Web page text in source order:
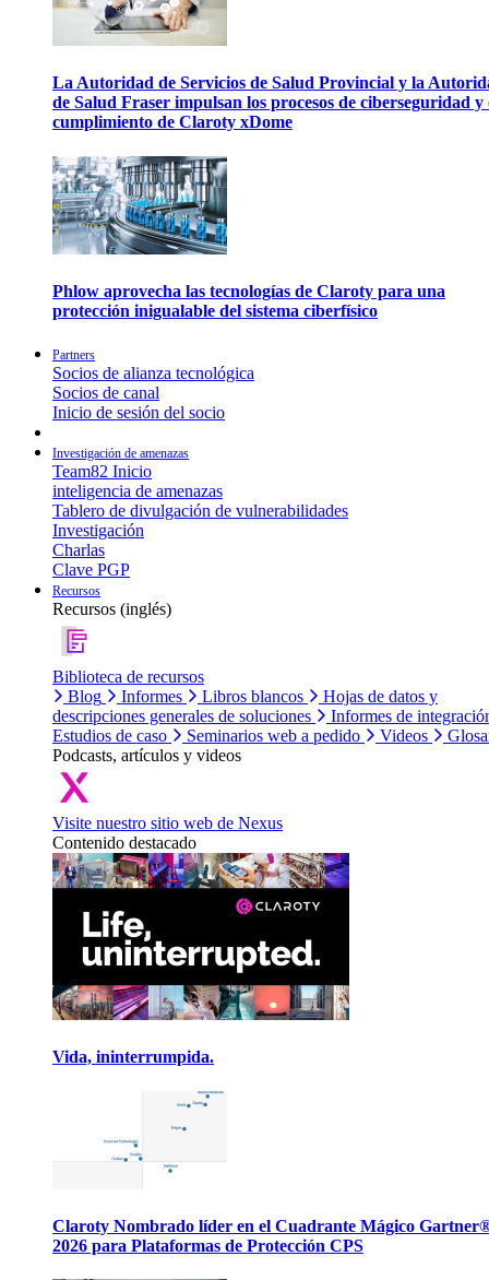
La Autoridad de Servicios de Salud Provincial y la
de Salud Fraser impulsan los procesos de ciberseguridad y
cumplimiento de Claroty xDome
Phlow aprovecha las tecnologías de Claroty para una
protección inigualable del sistema ciberfísico
Partners
Socios de alianza tecnológica
Socios de canal
Inicio de sesión del socio
Investigación de amenazas
Team82 Inicio
inteligencia de amenazas
Tablero de divulgación de vulnerabilidades
Investigación
Charlas
Clave PGP
Recursos
Recursos (inglés)
Biblioteca de recursos
Blog
Informes Libros blancos
Hojas de datos y
descripciones generales de soluciones
Informes de
Estudios de caso
Seminarios web a pedido Videos
Podcasts, artículos y videos
Visite nuestro sitio web de Nexus
Contenido destacado
Vida, ininterrumpida.
Claroty Nombrado líder en el Cuadrante Mágico
2026 para Plataformas de Protección CPS